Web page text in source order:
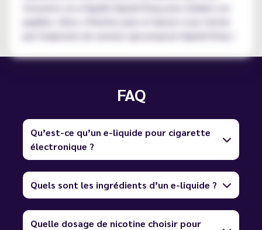
trouverez un e-liquide Kyandi Shop pour séduire vos
papilles. Alors, n'hésitez plus et laissez-vous tenter
par l'explosion de saveurs que propose Kyandi Shop !
FAQ
Qu’est-ce qu’un e-liquide pour cigarette
électronique ?
Quels sont les ingrédients d’un e-liquide ?
Quelle dosage de nicotine choisir pour